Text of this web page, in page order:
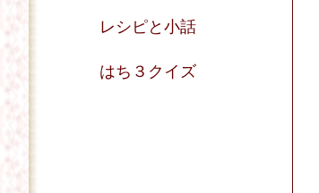
レシピと小話
はち３クイズ